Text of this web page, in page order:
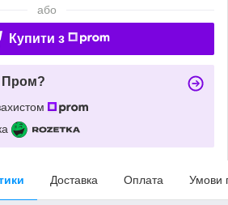
або
Купити з
Пром?
Доставка Оплата Умови